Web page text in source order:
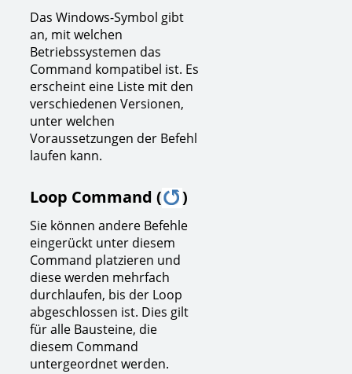
Das Windows-Symbol gibt
an, mit welchen
Betriebssystemen das
Command kompatibel ist. Es
erscheint eine Liste mit den
verschiedenen Versionen,
unter welchen
Voraussetzungen der Befehl
laufen kann.
Loop Command ( )
Sie können andere Befehle
eingerückt unter diesem
Command platzieren und
diese werden mehrfach
durchlaufen, bis der Loop
abgeschlossen ist. Dies gilt
für alle Bausteine, die
diesem Command
untergeordnet werden.